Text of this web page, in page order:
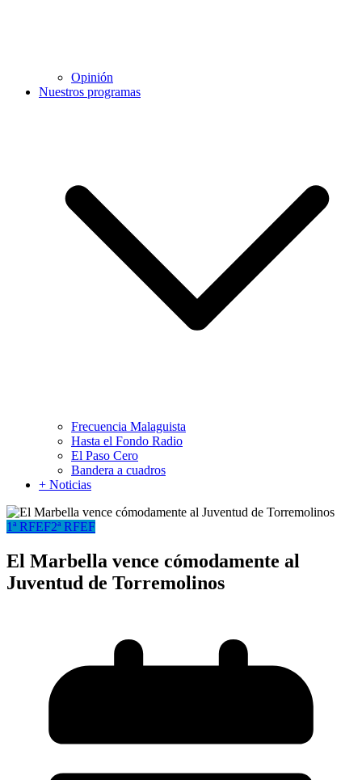
Opinión
Nuestros programas
Frecuencia Malaguista
Hasta el Fondo Radio
El Paso Cero
Bandera a cuadros
+ Noticias
1ª RFEF2ª RFEF
El Marbella vence cómodamente al
Juventud de Torremolinos